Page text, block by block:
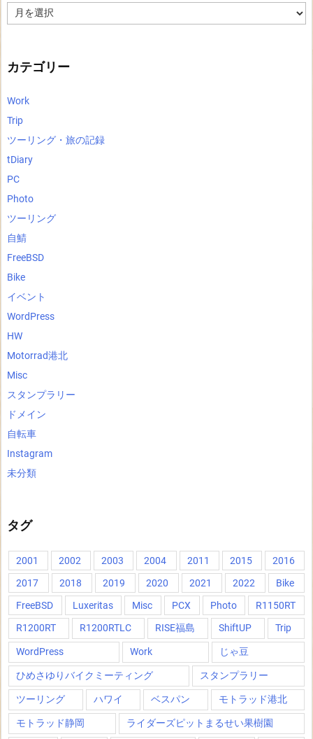
ー
カテゴリー
Work
Trip
ツーリング・旅の記録
tDiary
PC
Photo
ツーリング
自鯖
FreeBSD
Bike
イベント
WordPress
HW
Motorrad港北
Misc
スタンプラリー
ドメイン
自転車
Instagram
未分類
タグ
2001 2002 2003 2004 2011 2015
2016
2017
2018 2019 2020 2021 2022
Bike
FreeBSD
Luxeritas Misc PCX Photo
R1150RT
R1200RT
R1200RTLC RISE福島 ShiftUP Trip
WordPress Work じゃ豆
ひめさゆりバイクミーティング スタンプラリー
ツーリング ハワイ ベスパン モトラッド港北
モトラッド静岡 ライダーズピットまるせい果樹園